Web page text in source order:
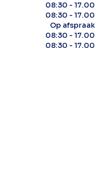
08:30 - 17.00
08:30 - 17.00
Op afspraak
08:30 - 17.00
08:30 - 17.00